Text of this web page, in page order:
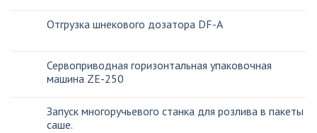
Отгрузка шнекового дозатора DF-A
Сервоприводная горизонтальная упаковочная
машина ZE-250
Запуск многоручьевого станка для розлива в пакеты
саше.